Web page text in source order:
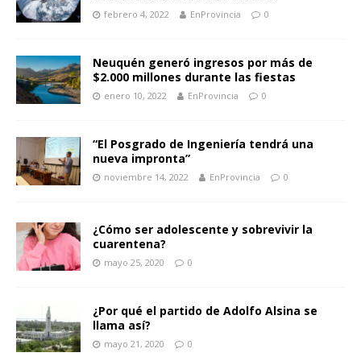
febrero 4, 2022 EnProvincia 0
Neuquén generó ingresos por más de
$2.000 millones durante las fiestas
enero 10, 2022 EnProvincia 0
“El Posgrado de Ingeniería tendrá una
nueva impronta”
noviembre 14, 2022 EnProvincia 0
¿Cómo ser adolescente y sobrevivir la
cuarentena?
mayo 25, 2020 0
¿Por qué el partido de Adolfo Alsina se
llama así?
mayo 21, 2020 0